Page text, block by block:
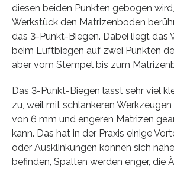
diesen beiden Punkten gebogen
Werkstück den Matrizenboden
das 3-Punkt-Biegen. Dabei liegt das
beim Luftbiegen auf zwei Punkten
aber vom Stempel bis zum
Das 3-Punkt-Biegen lässt sehr viel
zu, weil mit schlankeren
von 6 mm und engeren Matrizen
kann. Das hat in der Praxis einige
oder Ausklinkungen können sich
befinden, Spalten werden enger, die